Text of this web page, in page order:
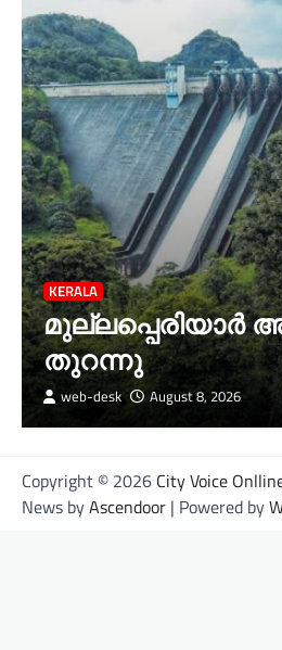
KERALA
മുല്ലപ്പെരിയാര്‍
തുറന്നു
web-desk August 8, 2026
Copyright © 2026 City Voice
News byAscendoor | Powered by